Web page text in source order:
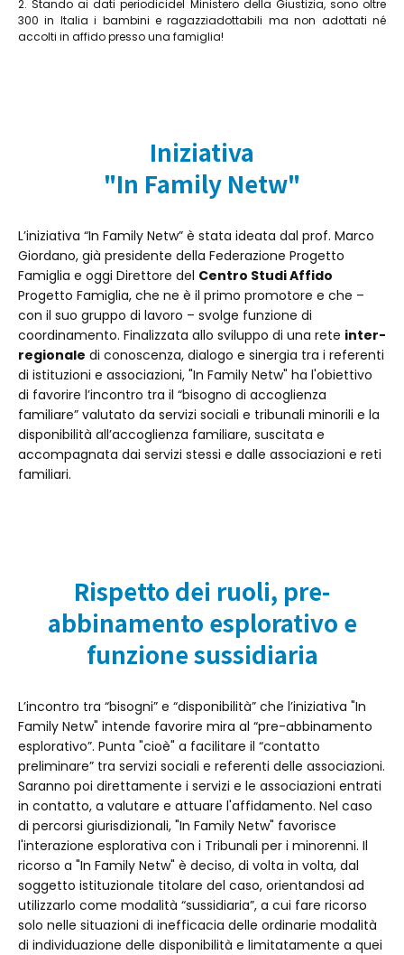
2. Stando ai dati periodicidel Ministero della Giustizia, sono oltre
300 in Italia i bambini e ragazziadottabili ma non adottati né
accolti in affido presso una famiglia!
Iniziativa
"In Family Netw"
L’iniziativa “In Family Netw” è stata ideata dal prof. Marco
Giordano, già presidente della Federazione Progetto
Famiglia e oggi Direttore del Centro Studi Affido
Progetto Famiglia, che ne è il primo promotore e che –
con il suo gruppo di lavoro – svolge funzione di
coordinamento. Finalizzata allo sviluppo di una rete inter-
regionale di conoscenza, dialogo e sinergia tra i referenti
di istituzioni e associazioni, "In Family Netw" ha l'obiettivo
di favorire l’incontro tra il “bisogno di accoglienza
familiare” valutato da servizi sociali e tribunali minorili e la
disponibilità all’accoglienza familiare, suscitata e
accompagnata dai servizi stessi e dalle associazioni e reti
familiari.
Rispetto dei ruoli, pre-
abbinamento esplorativo e
funzione sussidiaria
L’incontro tra “bisogni” e “disponibilità” che l’iniziativa "In
Family Netw" intende favorire mira al “pre-abbinamento
esplorativo”. Punta "cioè" a facilitare il “contatto
preliminare” tra servizi sociali e referenti delle associazioni.
Saranno poi direttamente i servizi e le associazioni entrati
in contatto, a valutare e attuare l'affidamento. Nel caso
di percorsi giurisdizionali, "In Family Netw" favorisce
l'interazione esplorativa con i Tribunali per i minorenni. Il
ricorso a "In Family Netw" è deciso, di volta in volta, dal
soggetto istituzionale titolare del caso, orientandosi ad
utilizzarlo come modalità “sussidiaria”, a cui fare ricorso
solo nelle situazioni di inefficacia delle ordinarie modalità
di individuazione delle disponibilità e limitatamente a quei